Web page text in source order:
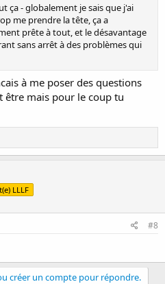
ça - globalement je sais que j'ai
me prendre la tête, ça a
prête à tout, et le désavantage
sans arrêt à des problèmes qui
à me poser des questions
être mais pour le coup tu
LLLF
#8
créer un compte pour répondre.